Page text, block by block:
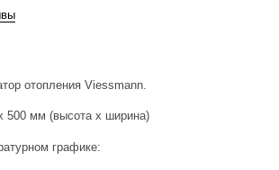
отопления Viessmann.
500 мм (высота х ширина)
графике: